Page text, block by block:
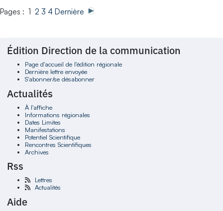
Pages : 1 2 3 4 Dernière
Édition Direction de la communication
Page d'accueil de l'édition régionale
Dernière lettre envoyée
S'abonner/se désabonner
Actualités
À l'affiche
Informations régionales
Dates Limites
Manifestations
Potentiel Scientifique
Rencontres Scientifiques
Archives
Rss
Lettres
Actualités
Aide